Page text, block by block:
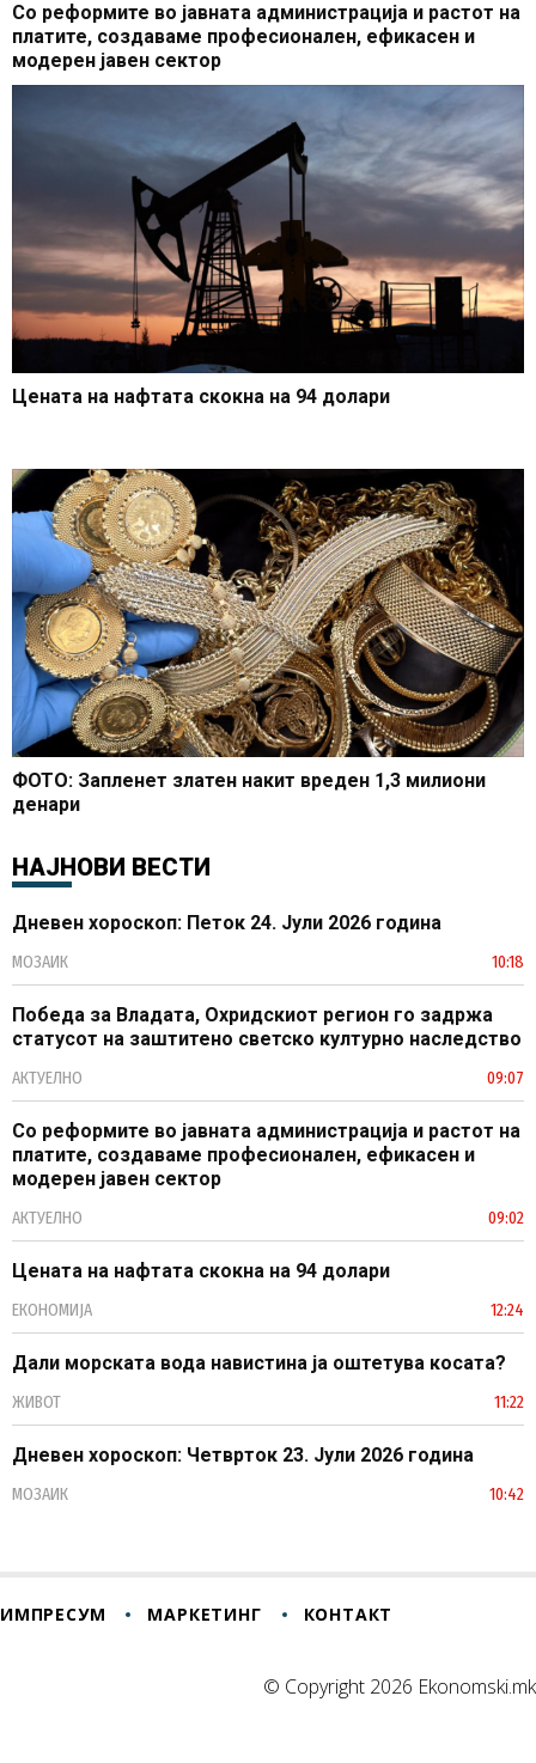
Со реформите во јавната администрација и растот на
платите, создаваме професионален, ефикасен и
модерен јавен сектор
Цената на нафтата скокна на 94 долари
ФОТО: Запленет златен накит вреден 1,3 милиони
денари
НАЈНОВИ ВЕСТИ
Дневен хороскоп: Петок 24. Јули 2026 година
МОЗАИК 10:18
Победа за Владата, Охридскиот регион го задржа
статусот на заштитено светско културно наследство
АКТУЕЛНО 09:07
Со реформите во јавната администрација и растот на
платите, создаваме професионален, ефикасен и
модерен јавен сектор
АКТУЕЛНО 09:02
Цената на нафтата скокна на 94 долари
ЕКОНОМИЈА 12:24
Дали морската вода навистина ја оштетува косата?
ЖИВОТ 11:22
Дневен хороскоп: Четврток 23. Јули 2026 година
МОЗАИК 10:42
ИМПРЕСУМ МАРКЕТИНГ КОНТАКТ
© Copyright 2026 Ekonomski.mk